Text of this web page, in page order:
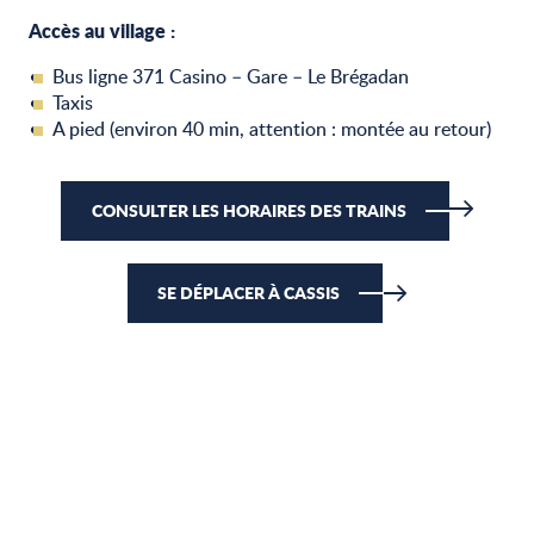
Accès au village :
Bus ligne 371 Casino – Gare – Le Brégadan
Taxis
A pied (environ 40 min, attention : montée au retour)
CONSULTER LES HORAIRES DES TRAINS
SE DÉPLACER À CASSIS